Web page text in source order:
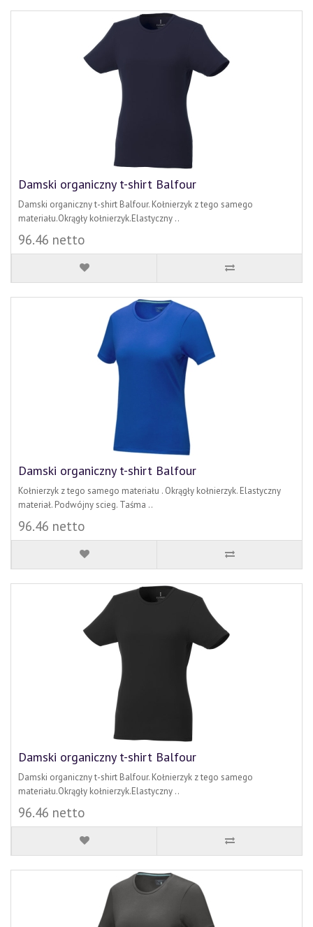
Damski organiczny t-shirt Balfour
Damski organiczny t-shirt Balfour. Kołnierzyk z tego samego
materiału.Okrągły kołnierzyk.Elastyczny ..
96.46 netto
Damski organiczny t-shirt Balfour
Kołnierzyk z tego samego materiału . Okrągły kołnierzyk. Elastyczny
materiał. Podwójny scieg. Taśma ..
96.46 netto
Damski organiczny t-shirt Balfour
Damski organiczny t-shirt Balfour. Kołnierzyk z tego samego
materiału.Okrągły kołnierzyk.Elastyczny ..
96.46 netto